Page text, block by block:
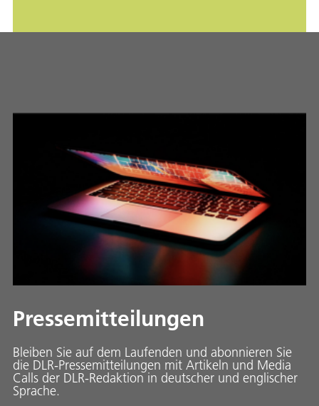
Pressemitteilungen
Bleiben Sie auf dem Laufenden und abonnieren Sie
die DLR-Pressemitteilungen mit Artikeln und Media
Calls der DLR-Redaktion in deutscher und englischer
Sprache.